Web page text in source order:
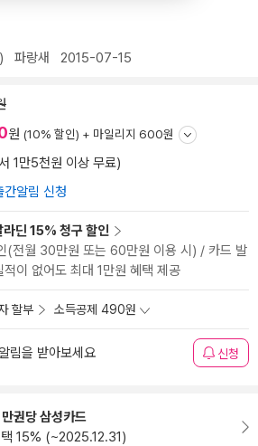
파랑새 2015-07-15
원 (10% 할인) + 마일리지 600원
1만5천원 이상 무료)
간알림 신청
라딘 15% 청구 할인
(전월 30만원 또는 60만원 이용 시) / 카드 발
이 없어도 최대 1만원 혜택 제공
할부 소득공제 490원
림을 받아보세요 신청
권당 삼성카드
15% (~2025.12.31)